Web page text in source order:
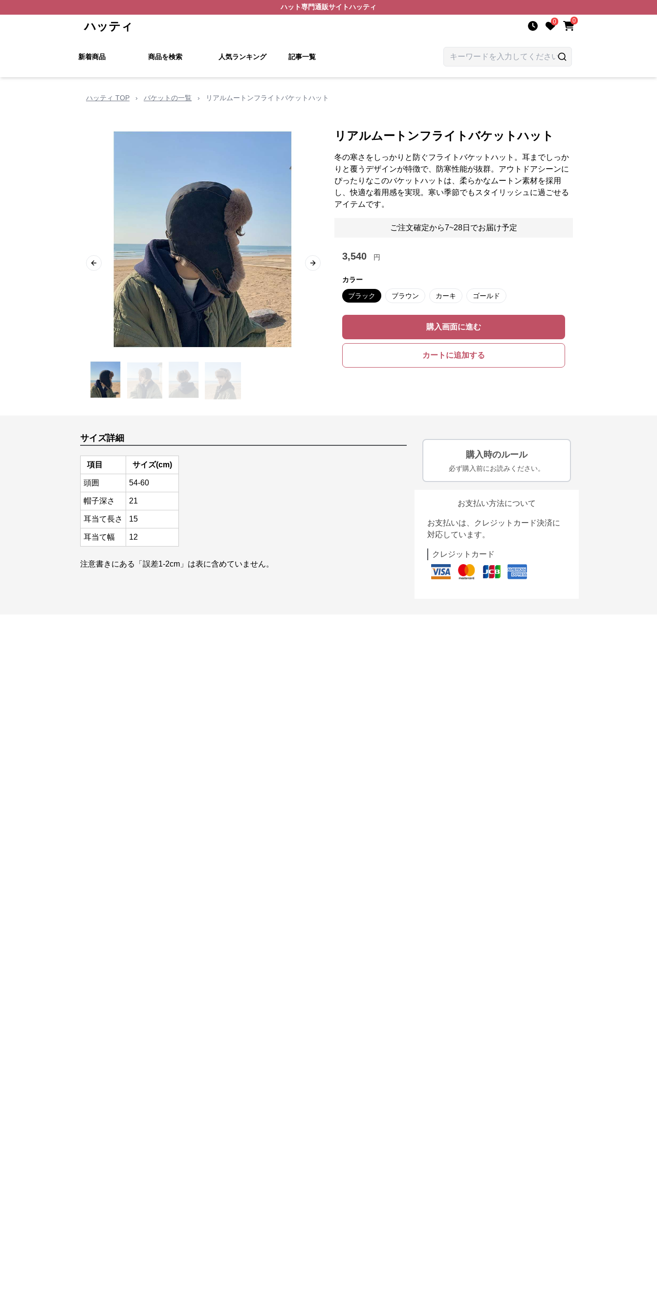
ハット専門通販サイトハッティ
ハッティ 0 0
新着商品 商品を検索 人気ランキング 記事一覧
ハッティ TOP › バケットの一覧 › リアルムートンフライトバケットハット
Previous slide Next slide
リアルムートンフライトバケットハット
冬の寒さをしっかりと防ぐフライトバケットハット。耳までしっか
りと覆うデザインが特徴で、防寒性能が抜群。アウトドアシーンに
ぴったりなこのバケットハットは、柔らかなムートン素材を採用
し、快適な着用感を実現。寒い季節でもスタイリッシュに過ごせる
アイテムです。
ご注文確定から7~28日でお届け予定
3,540 円
カラー
ブラック ブラウン カーキ ゴールド
購入画面に進む
カートに追加する
サイズ詳細
項目 サイズ(cm)
頭囲 54-60
帽子深さ 21
耳当て長さ 15
耳当て幅 12
注意書きにある「誤差1-2cm」は表に含めていません。
購入時のルール
必ず購入前にお読みください。
お支払い方法について
お支払いは、クレジットカード決済に
対応しています。
クレジットカード